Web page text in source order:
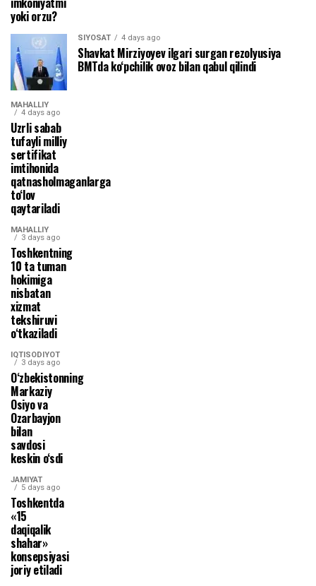
yoki orzu?
SIYOSAT 4 days ago
Shavkat Mirziyoyev ilgari surgan rezolyusiya
BMTda ko‘pchilik ovoz bilan qabul qilindi
MAHALLIY
4 days ago
Uzrli sabab
tufayli milliy
sertifikat
imtihonida
qatnasholmaganlarga
to‘lov
qaytariladi
MAHALLIY
3 days ago
Toshkentning
10 ta tuman
hokimiga
nisbatan
xizmat
tekshiruvi
o‘tkaziladi
IQTISODIYOT
3 days ago
O‘zbekistonning
Markaziy
Osiyo va
Ozarbayjon
bilan
savdosi
keskin o‘sdi
JAMIYAT
5 days ago
Toshkentda
«15
daqiqalik
shahar»
konsepsiyasi
joriy etiladi